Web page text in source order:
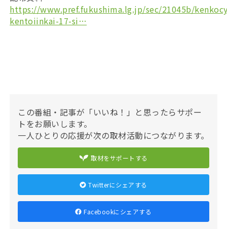
https://www.pref.fukushima.lg.jp/sec/21045b/
kentoiinkai-17-si…
この番組・記事が「いいね！」と思ったらサポー
トをお願いします。
一人ひとりの応援が次の取材活動につながります。
取材をサポートする
Twitterにシェアする
Facebookにシェアする